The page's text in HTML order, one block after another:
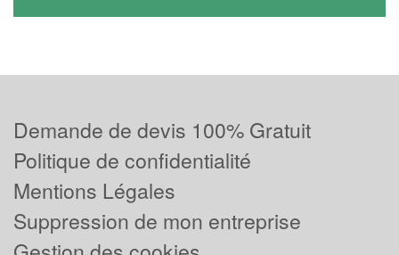
Demande de devis 100% Gratuit
Politique de confidentialité
Mentions Légales
Suppression de mon entreprise